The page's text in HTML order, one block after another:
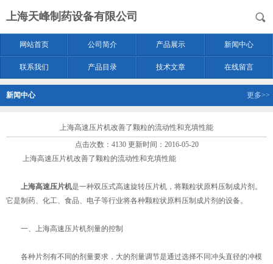
上海天峰制药设备有限公司
网站首页 公司简介 产品展示 新闻中心
联系我们 产品目录 技术文章 在线留言
新闻中心 更多>>
上海高速压片机改善了颗粒的流动性和充填性能
点击次数：4130 更新时间：2016-05-20
上海高速压片机改善了颗粒的流动性和充填性能
上海高速压片机是一种双压式高速旋转压片机，将颗粒状原料压制成片剂。
它是制药、化工、食品、电子等行业将各种颗粒状原料压制成片剂的设备。
一、上海高速压片机剂量的控制
各种片剂有不同的剂量要求，大的剂量调节是通过选择不同冲头直径的冲模